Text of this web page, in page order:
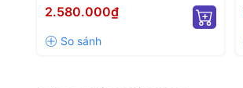
SFX/ FULL MODULAR/ 850W)
2.580.000₫